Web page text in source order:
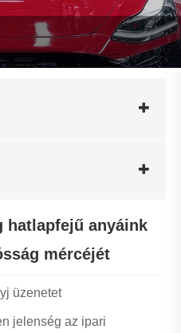
hatlapfejű anyáink
mércéjét
üzenetet
jelenség az ipari